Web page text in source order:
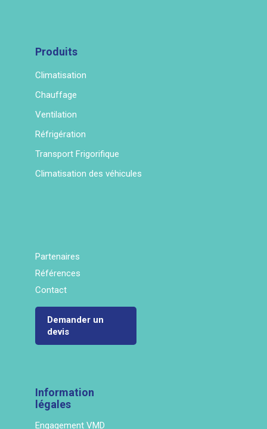
Produits
Climatisation
Chauffage
Ventilation
Réfrigération
Transport Frigorifique
Climatisation des véhicules
Partenaires
Références
Contact
Demander un
devis
Information
légales
Engagement VMD